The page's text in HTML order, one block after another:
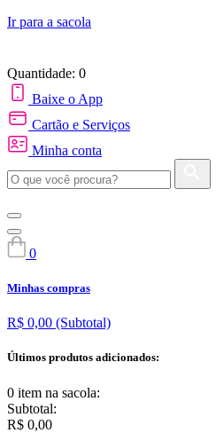
Ir para a sacola
Quantidade: 0
Baixe o App
Cartão e Serviços
Minha conta
0
Minhas compras
R$ 0,00 (Subtotal)
Últimos produtos adicionados:
0 item na sacola:
Subtotal:
R$ 0,00